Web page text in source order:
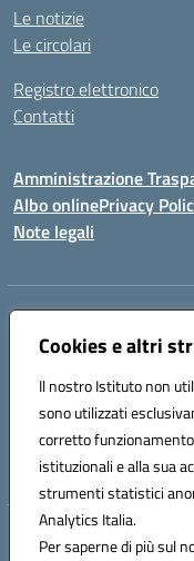
Cookies e altri
Il nostro Istituto non
sono utilizzati
corretto
istituzionali e alla sua
strumenti statistici
Analytics Italia.
Per saperne di più sul
Le notizie
Le circolari
Registro elettronico
Contatti
Amministrazione
Albo onlinePrivacy
Note legali
Indirizzo:
Centralino:096721161
Codice fiscale:
Codice meccanografico:
Codice unico di fatturazione
Hosting &